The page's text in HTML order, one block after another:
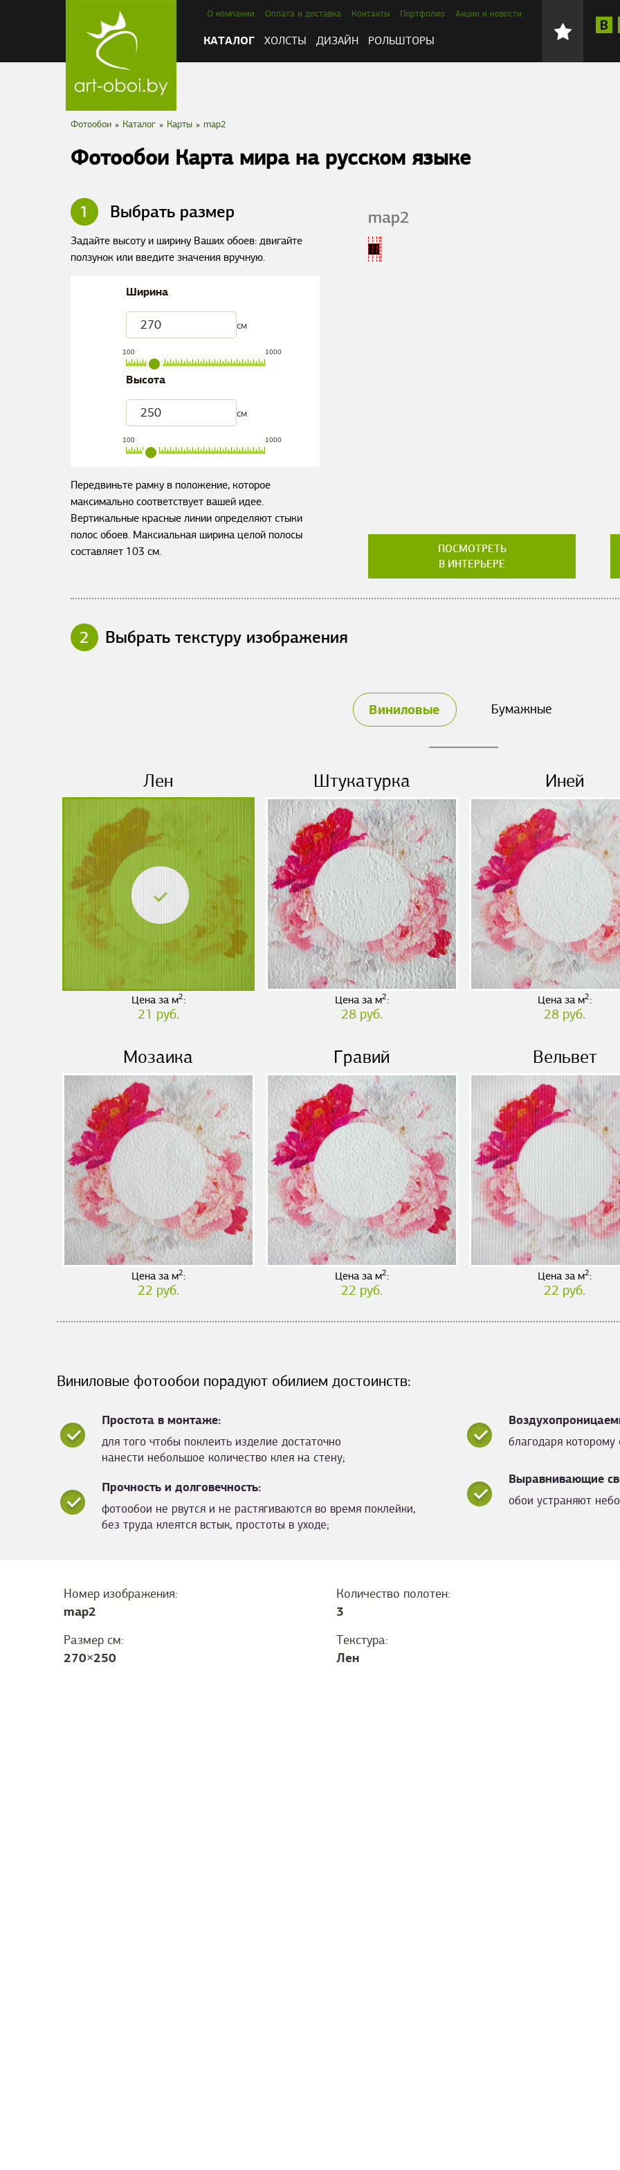
О компании Оплата и доставка Контакты Портфолио Акции и новости
КАТАЛОГ ХОЛСТЫ ДИЗАЙН РОЛЬШТОРЫ
Фотообои » Каталог » Карты » map2
Фотообои Карта мира на русском языке
1 Выбрать размер
Задайте высоту и ширину Ваших обоев: двигайте
ползунок или введите значения вручную.
Ширина
см
100 1000
Высота
см
100 1000
Передвиньте рамку в положение, которое
максимально соответствует вашей идее.
Вертикальные красные линии определяют стыки
полос обоев. Максиальная ширина целой полосы
составляет 103 см.
map2
ПОСМОТРЕТЬ
В ИНТЕРЬЕРЕ
2 Выбрать текстуру изображения
Виниловые Бумажные
Лен
Цена за м2:
21 руб.
Штукатурка
Цена за м2:
28 руб.
Иней
Цена за м2:
28 руб.
Мозаика
Цена за м2:
22 руб.
Гравий
Цена за м2:
22 руб.
Вельвет
Цена за м2:
22 руб.
Виниловые фотообои порадуют обилием достоинств:
Простота в монтаже:
для того чтобы поклеить изделие достаточно
нанести небольшое количество клея на стену;
благодаря
Выравнивающие
обои устраняют
Прочность и долговечность:
фотообои не рвутся и не растягиваются во время поклейки,
без труда клеятся встык, простоты в уходе;
Номер изображения:
map2
Количество полотен:
3
Размер см:
270×250
Текстура:
Лен